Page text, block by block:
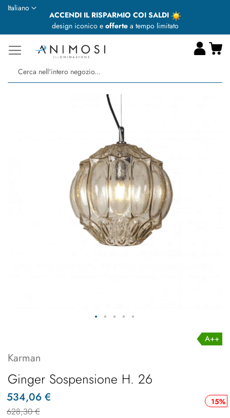
ACCENDI IL RISPARMIO COI SALDI
design iconico e offertea tempo limitato
Lingua
Italiano
A++
Karman
Ginger Sospensione H. 26
15%
534,06 €
628,30 €